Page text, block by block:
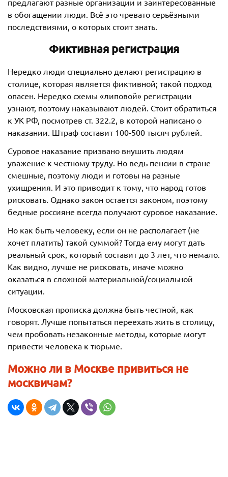
в обогащении люди. Всё это чревато серьёзными
последствиями, о которых стоит знать.
Фиктивная регистрация
Нередко люди специально делают регистрацию в
столице, которая является фиктивной; такой подход
опасен. Нередко схемы «липовой» регистрации
узнают, поэтому наказывают людей. Стоит обратиться
к УК РФ, посмотрев ст. 322.2, в которой написано о
наказании. Штраф составит 100-500 тысяч рублей.
Суровое наказание призвано внушить людям
уважение к честному труду. Но ведь пенсии в стране
смешные, поэтому люди и готовы на разные
ухищрения. И это приводит к тому, что народ готов
рисковать. Однако закон остается законом, поэтому
бедные россияне всегда получают суровое наказание.
Но как быть человеку, если он не располагает (не
хочет платить) такой суммой? Тогда ему могут дать
реальный срок, который составит до 3 лет, что немало.
Как видно, лучше не рисковать, иначе можно
оказаться в сложной материальной/социальной
ситуации.
Московская прописка должна быть честной, как
говорят. Лучше попытаться переехать жить в столицу,
чем пробовать незаконные методы, которые могут
привести человека к тюрьме.
Можно ли в Москве привиться не
москвичам?